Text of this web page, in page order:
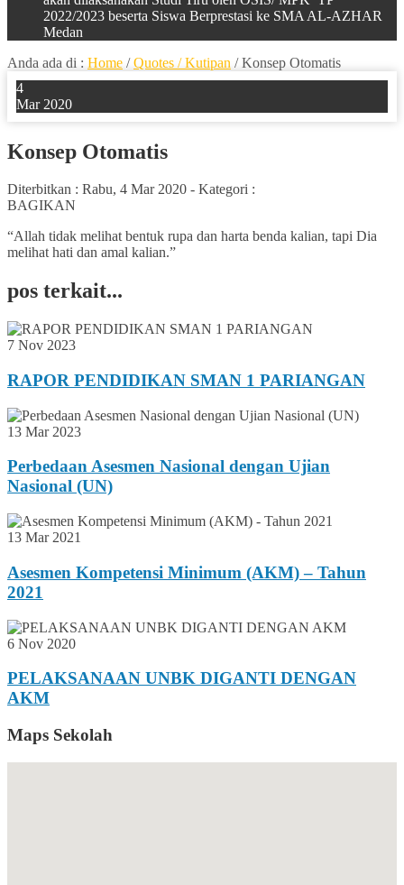
2022/2023 beserta Siswa Berprestasi ke SMA AL-AZHAR
Medan
Anda ada di : Home /Quotes / Kutipan /Konsep Otomatis
4
Mar 2020
Konsep Otomatis
Diterbitkan : Rabu, 4 Mar 2020 - Kategori :
BAGIKAN
“Allah tidak melihat bentuk rupa dan harta benda kalian, tapi Dia
melihat hati dan amal kalian.”
pos terkait...
7 Nov 2023
RAPOR PENDIDIKAN SMAN 1 PARIANGAN
13 Mar 2023
Perbedaan Asesmen Nasional dengan Ujian
Nasional (UN)
13 Mar 2021
Asesmen Kompetensi Minimum (AKM) – Tahun
2021
6 Nov 2020
PELAKSANAAN UNBK DIGANTI DENGAN
AKM
Maps Sekolah